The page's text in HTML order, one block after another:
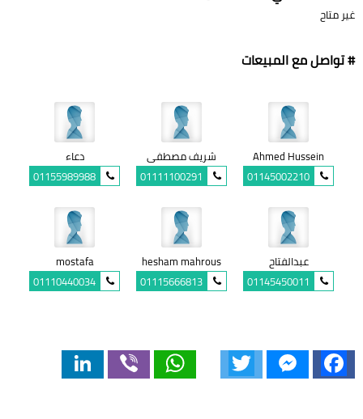
غير متاح
# تواصل مع المبيعات
Ahmed Hussein
01145002210
شريف مصطفى
01111100291
دعاء
01155989988
عبدالفتاح
01145450011
hesham mahrous
01115666813
mostafa
01110440034
Facebook
Messenger
WhatsApp